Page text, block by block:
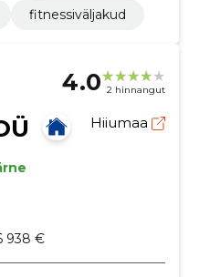
fitnessiväljakud
4.0 2 hinnangut
Hiiumaa
938 €